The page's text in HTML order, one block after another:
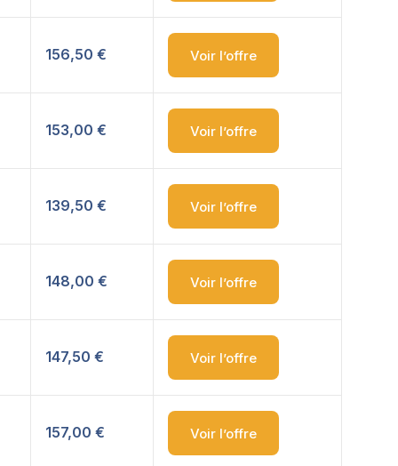
156,50 € Voir l’offre
153,00 € Voir l’offre
139,50 € Voir l’offre
148,00 € Voir l’offre
147,50 € Voir l’offre
157,00 € Voir l’offre